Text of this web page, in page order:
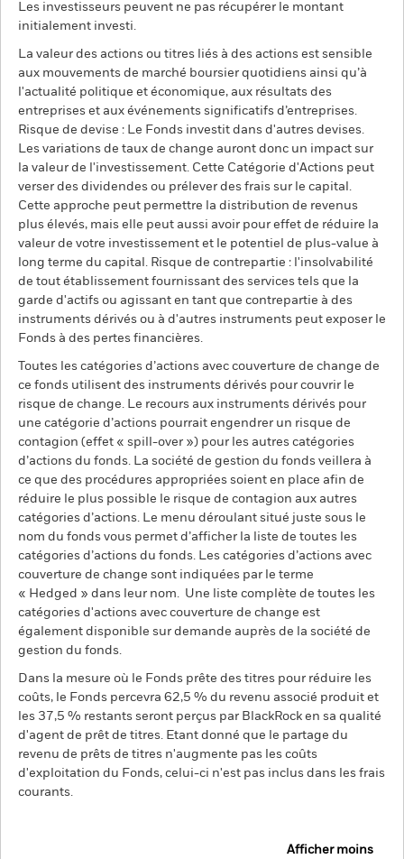
Les investisseurs peuvent ne pas récupérer le montant
initialement investi.
La valeur des actions ou titres liés à des actions est sensible
aux mouvements de marché boursier quotidiens ainsi qu’à
l'actualité politique et économique, aux résultats des
entreprises et aux événements significatifs d’entreprises.
Risque de devise : Le Fonds investit dans d'autres devises.
Les variations de taux de change auront donc un impact sur
la valeur de l'investissement. Cette Catégorie d'Actions peut
verser des dividendes ou prélever des frais sur le capital.
Cette approche peut permettre la distribution de revenus
plus élevés, mais elle peut aussi avoir pour effet de réduire la
valeur de votre investissement et le potentiel de plus-value à
long terme du capital. Risque de contrepartie : l'insolvabilité
de tout établissement fournissant des services tels que la
garde d'actifs ou agissant en tant que contrepartie à des
instruments dérivés ou à d'autres instruments peut exposer le
Fonds à des pertes financières.
Toutes les catégories d’actions avec couverture de change de
ce fonds utilisent des instruments dérivés pour couvrir le
risque de change. Le recours aux instruments dérivés pour
une catégorie d’actions pourrait engendrer un risque de
contagion (effet « spill-over ») pour les autres catégories
d’actions du fonds. La société de gestion du fonds veillera à
ce que des procédures appropriées soient en place afin de
réduire le plus possible le risque de contagion aux autres
catégories d’actions. Le menu déroulant situé juste sous le
nom du fonds vous permet d’afficher la liste de toutes les
catégories d’actions du fonds. Les catégories d’actions avec
couverture de change sont indiquées par le terme
« Hedged » dans leur nom. Une liste complète de toutes les
catégories d'actions avec couverture de change est
également disponible sur demande auprès de la société de
gestion du fonds.
Dans la mesure où le Fonds prête des titres pour réduire les
coûts, le Fonds percevra 62,5 % du revenu associé produit et
les 37,5 % restants seront perçus par BlackRock en sa qualité
d'agent de prêt de titres. Etant donné que le partage du
revenu de prêts de titres n'augmente pas les coûts
d'exploitation du Fonds, celui-ci n'est pas inclus dans les frais
courants.
Afficher moins